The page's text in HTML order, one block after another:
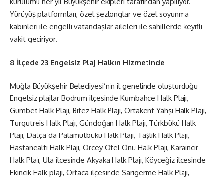
kurulumu her yıl Büyükşehir ekipleri tarafından yapılıyor.
Yürüyüş platformları, özel şezlonglar ve özel soyunma
kabinleri ile engelli vatandaşlar aileleri ile sahillerde keyifli
vakit geçiriyor.
8 İlçede 23 Engelsiz Plaj Halkın Hizmetinde
Muğla Büyükşehir Belediyesi’nin il genelinde oluşturduğu
Engelsiz plajlar Bodrum ilçesinde Kumbahçe Halk Plajı,
Gümbet Halk Plajı, Bitez Halk Plajı, Ortakent Yahşi Halk Plajı,
Turgutreis Halk Plajı, Gündoğan Halk Plajı, Türkbükü Halk
Plajı, Datça’da Palamutbükü Halk Plajı, Taşlık Halk Plajı,
Hastanealtı Halk Plajı, Orcey Otel Önü Halk Plajı, Karaincir
Halk Plajı, Ula ilçesinde Akyaka Halk Plajı, Köyceğiz ilçesinde
Ekincik Halk plajı, Ortaca ilçesinde Sarıgerme Halk Plajı,